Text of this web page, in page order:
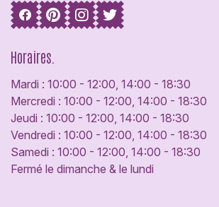
Horaires.
Mardi : 10:00 - 12:00, 14:00 - 18:30
Mercredi : 10:00 - 12:00, 14:00 - 18:30
Jeudi : 10:00 - 12:00, 14:00 - 18:30
Vendredi : 10:00 - 12:00, 14:00 - 18:30
Samedi : 10:00 - 12:00, 14:00 - 18:30
Fermé le dimanche & le lundi